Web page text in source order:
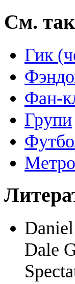
См.
Гик
Фан-
Групи
Dale